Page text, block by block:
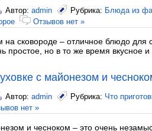
Автор: admin Рубрика: Блюда из
Отзывов нет »
на сковороде – отличное блюдо для
простое, но в то же время вкусное и
с майонезом и
Автор: admin Рубрика: Что
нет »
и чесноком – это очень